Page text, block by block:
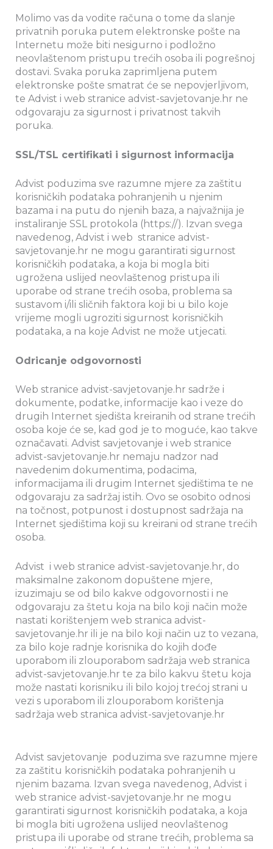
Molimo vas da vodite računa o tome da slanje
privatnih poruka putem elektronske pošte na
Internetu može biti nesigurno i podložno
neovlaštenom pristupu trećih osoba ili pogrešnoj
dostavi. Svaka poruka zaprimljena putem
elektronske pošte smatrat će se nepovjerljivom,
te Advist i web stranice advist-savjetovanje.hr ne
odgovaraju za sigurnost i privatnost takvih
poruka.
SSL/TSL certifikati i sigurnost informacija
Advist poduzima sve razumne mjere za zaštitu
korisničkih podataka pohranjenih u njenim
bazama i na putu do njenih baza, a najvažnija je
instaliranje SSL protokola (https://). Izvan svega
navedenog, Advist i web stranice advist-
savjetovanje.hr ne mogu garantirati sigurnost
korisničkih podataka, a koja bi mogla biti
ugrožena uslijed neovlaštenog pristupa ili
uporabe od strane trećih osoba, problema sa
sustavom i/ili sličnih faktora koji bi u bilo koje
vrijeme mogli ugroziti sigurnost korisničkih
podataka, a na koje Advist ne može utjecati.
Odricanje odgovornosti
Web stranice advist-savjetovanje.hr sadrže i
dokumente, podatke, informacije kao i veze do
drugih Internet sjedišta kreiranih od strane trećih
osoba koje će se, kad god je to moguće, kao takve
označavati. Advist savjetovanje i web stranice
advist-savjetovanje.hr nemaju nadzor nad
navedenim dokumentima, podacima,
informacijama ili drugim Internet sjedištima te ne
odgovaraju za sadržaj istih. Ovo se osobito odnosi
na točnost, potpunost i dostupnost sadržaja na
Internet sjedištima koji su kreirani od strane trećih
osoba.
Advist i web stranice advist-savjetovanje.hr, do
maksimalne zakonom dopuštene mjere,
izuzimaju se od bilo kakve odgovornosti i ne
odgovaraju za štetu koja na bilo koji način može
nastati korištenjem web stranica advist-
savjetovanje.hr ili je na bilo koji način uz to vezana,
za bilo koje radnje korisnika do kojih dođe
uporabom ili zlouporabom sadržaja web stranica
advist-savjetovanje.hr te za bilo kakvu štetu koja
može nastati korisniku ili bilo kojoj trećoj strani u
vezi s uporabom ili zlouporabom korištenja
sadržaja web stranica advist-savjetovanje.hr
Advist savjetovanje poduzima sve razumne mjere
za zaštitu korisničkih podataka pohranjenih u
njenim bazama. Izvan svega navedenog, Advist i
web stranice advist-savjetovanje.hr ne mogu
garantirati sigurnost korisničkih podataka, a koja
bi mogla biti ugrožena uslijed neovlaštenog
pristupa ili uporabe od strane trećih, problema sa